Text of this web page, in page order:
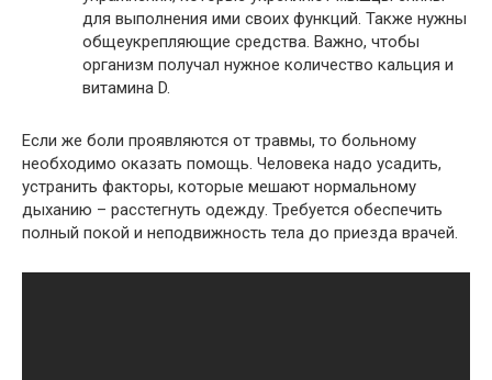
для выполнения ими своих функций. Также нужны
общеукрепляющие средства. Важно, чтобы
организм получал нужное количество кальция и
витамина D.
Если же боли проявляются от травмы, то больному
необходимо оказать помощь. Человека надо усадить,
устранить факторы, которые мешают нормальному
дыханию – расстегнуть одежду. Требуется обеспечить
полный покой и неподвижность тела до приезда врачей.